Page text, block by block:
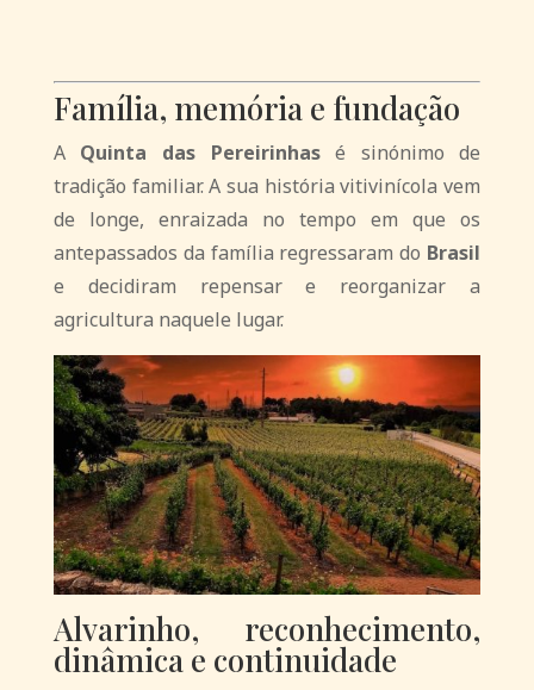
Família, memória e fundação
A Quinta das Pereirinhasé sinónimo de
tradição familiar. A sua história vitivinícola vem
de longe, enraizada no tempo em que os
antepassados da família regressaram do Brasil
e decidiram repensar e reorganizar a
agricultura naquele lugar.
Alvarinho, reconhecimento,
dinâmica e continuidade